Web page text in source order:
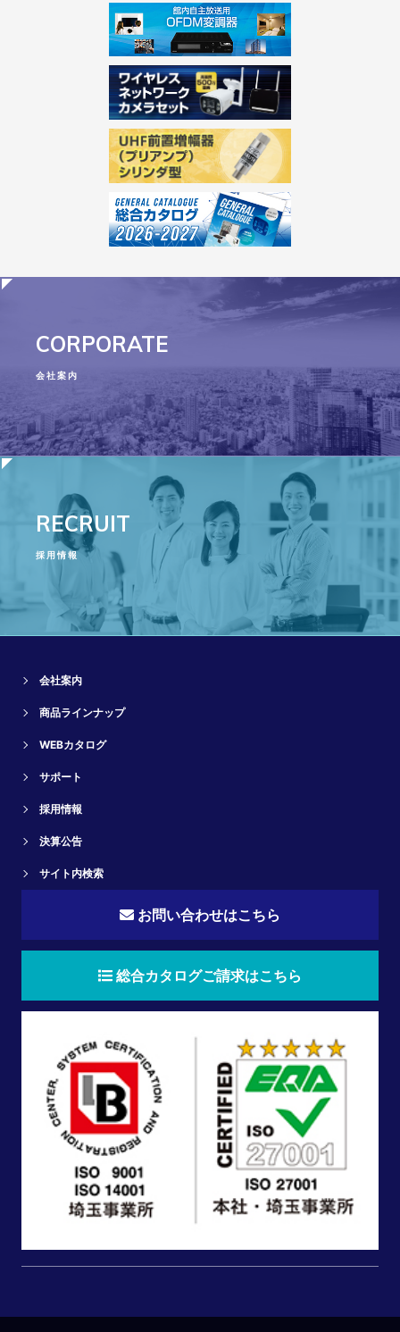
CORPORATE
会社案内
RECRUIT
採用情報
会社案内
商品ラインナップ
WEBカタログ
サポート
採用情報
決算公告
サイト内検索
お問い合わせはこちら
総合カタログご請求はこちら